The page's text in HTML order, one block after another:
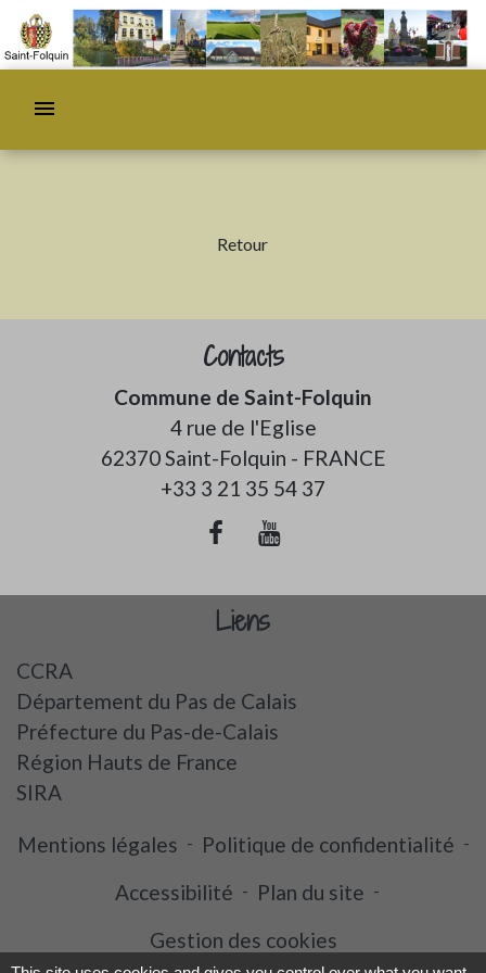
menu
Retour
Contacts
Commune de Saint-Folquin
4 rue de l'Eglise
62370 Saint-Folquin - FRANCE
+33 3 21 35 54 37
Liens
CCRA
Département du Pas de Calais
Préfecture du Pas-de-Calais
Région Hauts de France
SIRA
Mentions légales - Politique de confidentialité -
Accessibilité - Plan du site -
Gestion des cookies